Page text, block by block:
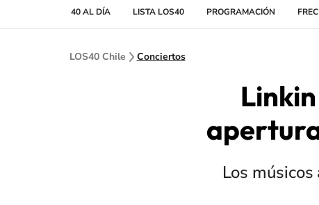
40 AL DÍA LISTA LOS40 PROGRAMACIÓN
LOS40 Chile Conciertos
Los